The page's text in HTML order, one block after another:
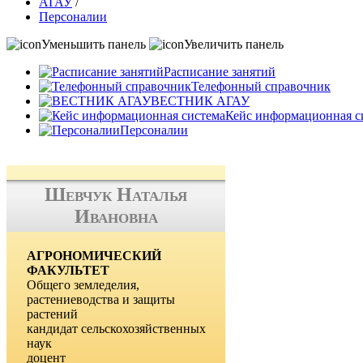
Персоналии
Уменьшить панель
Увеличить панель
Расписание занятий
Телефонный справочник
ВЕСТНИК АГАУ
Кейс информационная
Персоналии
Шевчук Наталья
Ивановна
АГРОНОМИЧЕСКИЙ
ФАКУЛЬТЕТ
Общего земледелия,
растениеводства и защиты
растений
кандидат сельскохозяйственных
наук
доцент